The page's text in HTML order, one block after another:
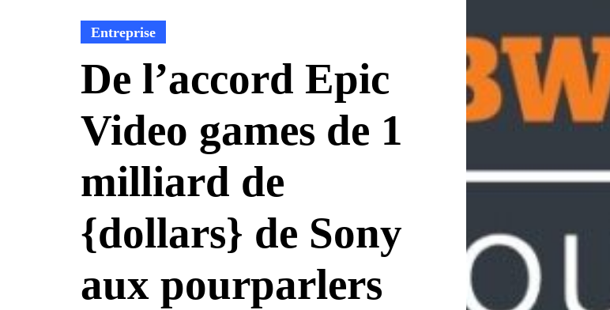
Entreprise
De l’accord Epic
Video games de 1
milliard de
{dollars} de Sony
aux pourparlers